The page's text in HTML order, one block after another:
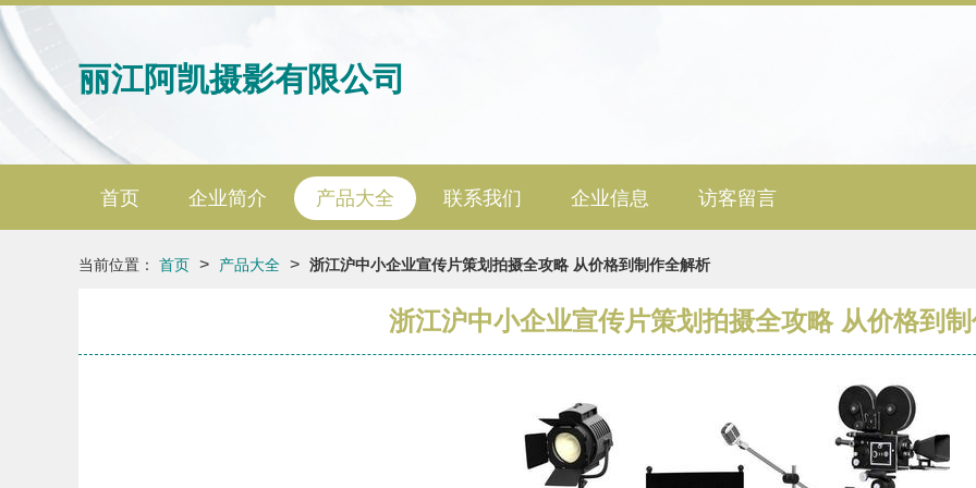
丽江阿凯摄影有限公司
首页 企业简介 产品大全 联系我们 企业信息 访客留言
当前位置： 首页 > 产品大全 > 浙江沪中小企业宣传片策划拍摄全攻略 从价格到制作全解析
浙江沪中小企业宣传片策划拍摄全攻略 从价格到